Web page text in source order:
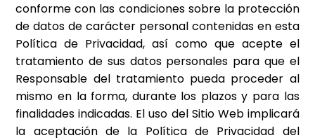
conforme con las condiciones sobre la protección
de datos de carácter personal contenidas en esta
Política de Privacidad, así como que acepte el
tratamiento de sus datos personales para que el
Responsable del tratamiento pueda proceder al
mismo en la forma, durante los plazos y para las
finalidades indicadas. El uso del Sitio Web implicará
la aceptación de la Política de Privacidad del